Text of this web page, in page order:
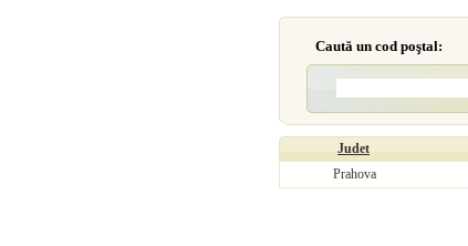
Caută un cod poştal:
Judet
Prahova